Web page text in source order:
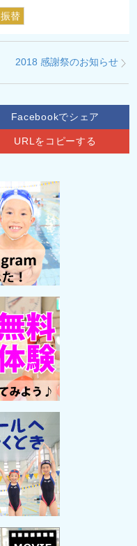
振替
2018 感謝祭のお知らせ
Facebookでシェア
URLをコピーする